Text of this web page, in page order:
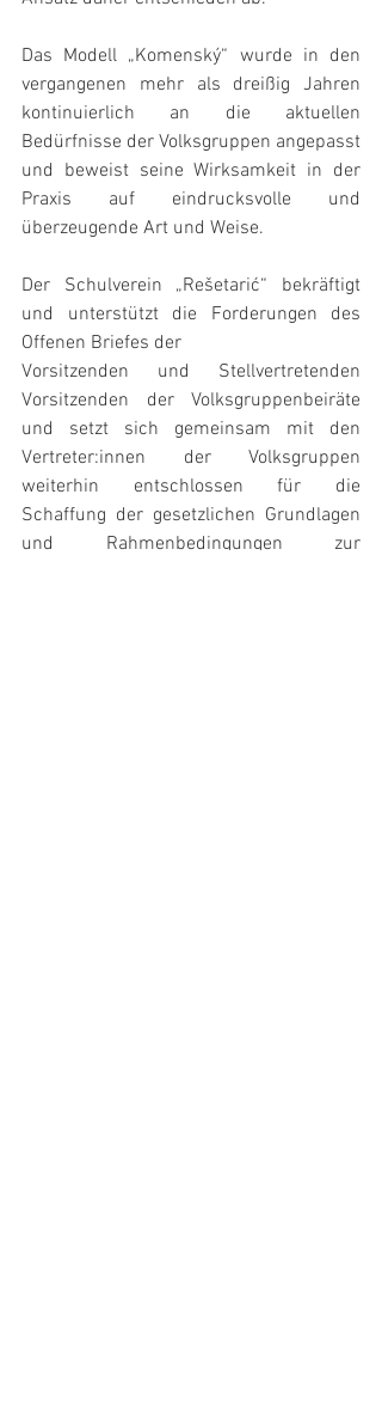
Das Modell „Komenský“ wurde in den
vergangenen mehr als dreißig Jahren
kontinuierlich an die aktuellen
Bedürfnisse der Volksgruppen angepasst
und beweist seine Wirksamkeit in der
Praxis auf eindrucksvolle und
überzeugende Art und Weise.
Der Schulverein „Rešetarić“ bekräftigt
und unterstützt die Forderungen des
Offenen Briefes der
Vorsitzenden und Stellvertretenden
Vorsitzenden der Volksgruppenbeiräte
und setzt sich gemeinsam mit den
Vertreter:innen der Volksgruppen
weiterhin entschlossen für die
Schaffung der gesetzlichen Grundlagen
und Rahmenbedingungen zur